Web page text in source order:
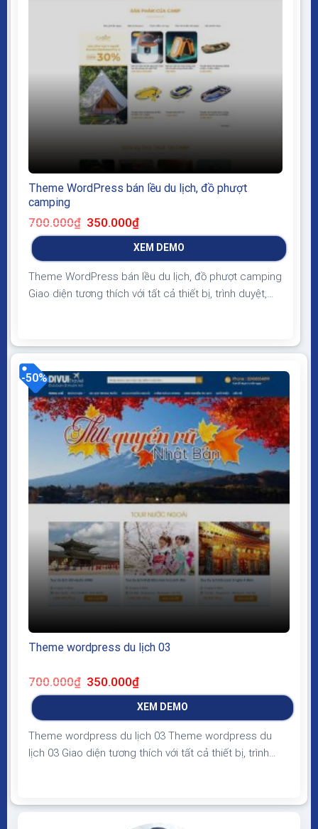
Theme WordPress bán lều du lịch, đồ phượt
camping
700.000₫ Giá
gốc
là:
350.000₫Giá
tại
là:
XEM DEMO
Theme WordPress bán lều du lịch, đồ phượt camping
Giao diện tương thích với tất cả thiết bị, trình duyệt,
chuẩn SEO, load nhanh nhẹ tối ưu với các công cụ tìm
kiếm Theme sạch hoàn toàn...
-50%
Theme wordpress du lịch 03
700.000₫ Giá
gốc
là:
350.000₫Giá
tại
là:
XEM DEMO
Theme wordpress du lịch 03 Theme wordpress du
lịch 03 Giao diện tương thích với tất cả thiết bị, trình
kế chuẩn SEO, load nhanh nhẹ tối ưu với các công cụ
tìm kiếm Theme sạch hoàn...